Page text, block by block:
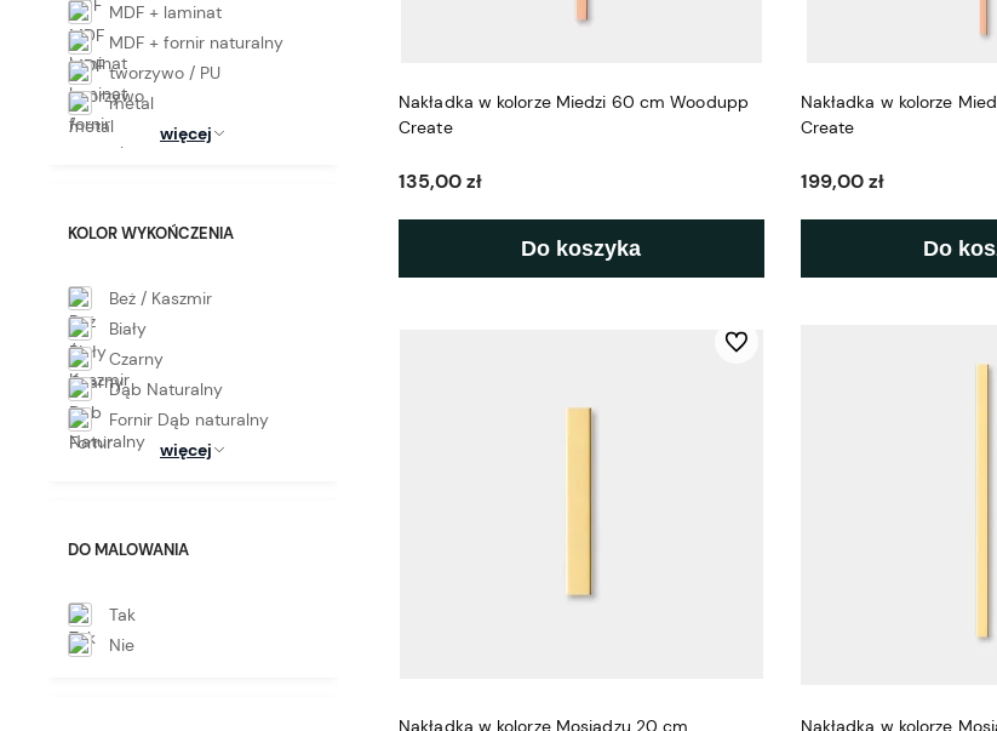
MDF + laminat
MDF + fornir naturalny
tworzywo / PU
metal
więcej
KOLOR WYKOŃCZENIA
Beż / Kaszmir
Biały
Czarny
Dąb Naturalny
Fornir Dąb naturalny
więcej
DO MALOWANIA
Tak
Nie
Nakładka w kolorze Miedzi 60 cm Woodupp
Create
135,00 zł
Do koszyka
Nakładka w kolorze
Create
199,00 zł
Do
Nakładka w kolorze Mosiądzu 20 cm
Do ulubionych
Nakładka w kolorze